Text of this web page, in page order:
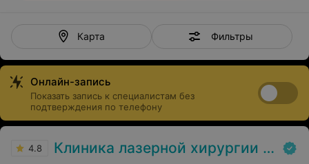
Карта Фильтры
Онлайн-запись
Показать запись к специалистам без
подтверждения по телефону
4.8 Клиника лазерной хирургии глаза Макарчука